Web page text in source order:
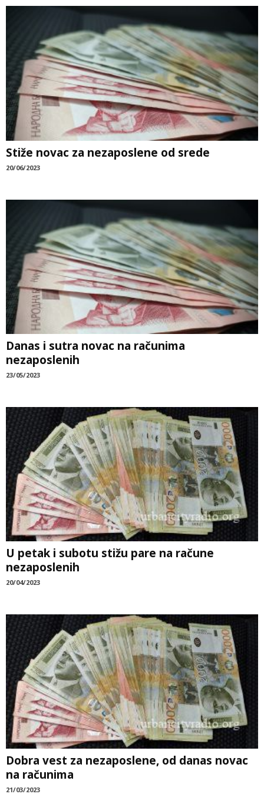
Stiže novac za nezaposlene od srede
20/06/2023
Danas i sutra novac na računima
nezaposlenih
23/05/2023
U petak i subotu stižu pare na račune
nezaposlenih
20/04/2023
Dobra vest za nezaposlene, od danas novac
na računima
21/03/2023